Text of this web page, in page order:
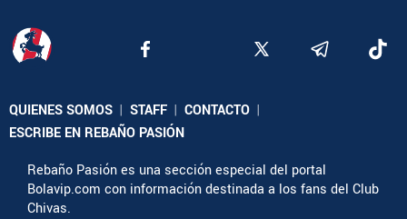
QUIENES SOMOS | STAFF | CONTACTO |
ESCRIBE EN REBAÑO PASIÓN
Rebaño Pasión es una sección especial del portal
Bolavip.com con información destinada a los fans del Club
Chivas.